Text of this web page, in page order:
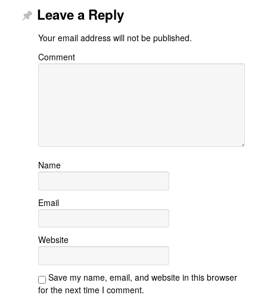
Leave a Reply
Your email address will not be published.
Comment
Name
Email
Website
Save my name, email, and website in this browser
for the next time I comment.